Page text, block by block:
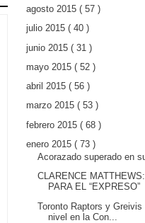
agosto 2015 ( 57 )
julio 2015 ( 40 )
junio 2015 ( 31 )
mayo 2015 ( 52 )
abril 2015 ( 56 )
marzo 2015 ( 53 )
febrero 2015 ( 68 )
enero 2015 ( 73 )
Acorazado superado en
CLARENCE
PARA EL “EXPRESO”
Toronto Raptors y
nivel en la Con...